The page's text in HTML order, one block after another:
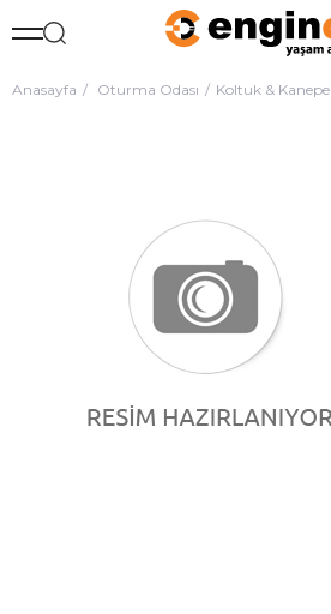
Anasayfa Oturma Odası Koltuk & Kanepe